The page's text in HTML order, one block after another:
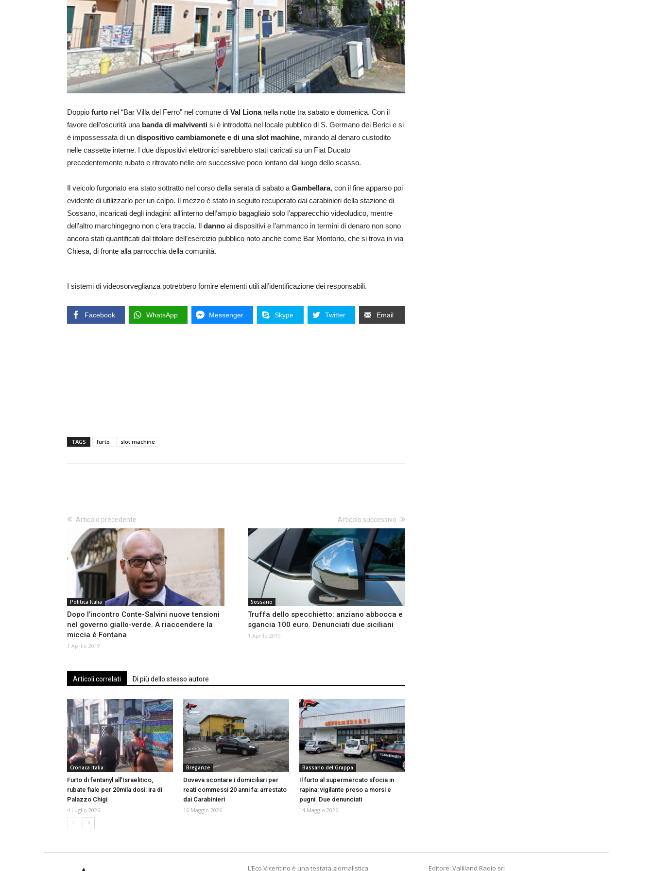
Doppio furto nel “Bar Villa del Ferro” nel comune di Val Lionanella notte tra sabato e domenica. Con il
favore dell’oscurità una banda di malviventi si è introdotta nel locale pubblico di S. Germano dei Berici e si
è impossessata di un dispositivo cambiamonete e di una slot machine, mirando al denaro custodito
nelle cassette interne. I due dispositivi elettronici sarebbero stati caricati su un Fiat Ducato
precedentemente rubato e ritrovato nelle ore successive poco lontano dal luogo dello scasso.
Il veicolo furgonato era stato sottratto nel corso della serata di sabato a Gambellara, con il fine apparso poi
evidente di utilizzarlo per un colpo. Il mezzo è stato in seguito recuperato dai carabinieri della stazione di
Sossano, incaricati degli indagini: all’interno dell’ampio bagagliaio solo l’apparecchio videoludico, mentre
dell’altro marchingegno non c’era traccia. Il danno ai dispositivi e l’ammanco in termini di denaro non sono
ancora stati quantificati dal titolare dell’esercizio pubblico noto anche come Bar Montorio, che si trova in via
Chiesa, di fronte alla parrocchia della comunità.
I sistemi di videosorveglianza potrebbero fornire elementi utili all’identificazione dei responsabili.
Facebook WhatsApp Messenger Skype Twitter Email
TAGS furto slot machine
Articolo precedente
Politica Italia
Dopo l’incontro Conte-Salvini nuove tensioni
nel governo giallo-verde. A riaccendere la
miccia è Fontana
1 Aprile 2019
Articolo successivo
Sossano
Truffa dello specchietto: anziano abbocca e
sgancia 100 euro. Denunciati due siciliani
1 Aprile 2019
Articoli correlati Di più dello stesso autore
Cronaca Italia
Furto di fentanyl all’Israelitico,
rubate fiale per 20mila dosi: ira di
Palazzo Chigi
4 Luglio 2026
Breganze
Doveva scontare i domiciliari per
reati commessi 20 anni fa: arrestato
dai Carabinieri
16 Maggio 2026
Bassano del Grappa
Il furto al supermercato sfocia in
rapina: vigilante preso a morsi e
pugni. Due denunciati
14 Maggio 2026
L’Eco Vicentino è una testata giornalistica Editore: Valliland Radio srl